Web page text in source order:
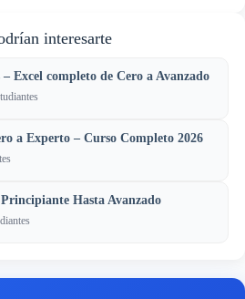
interesarte
Excel completo de Cero a Avanzado
a Experto – Curso Completo 2026
Hasta Avanzado